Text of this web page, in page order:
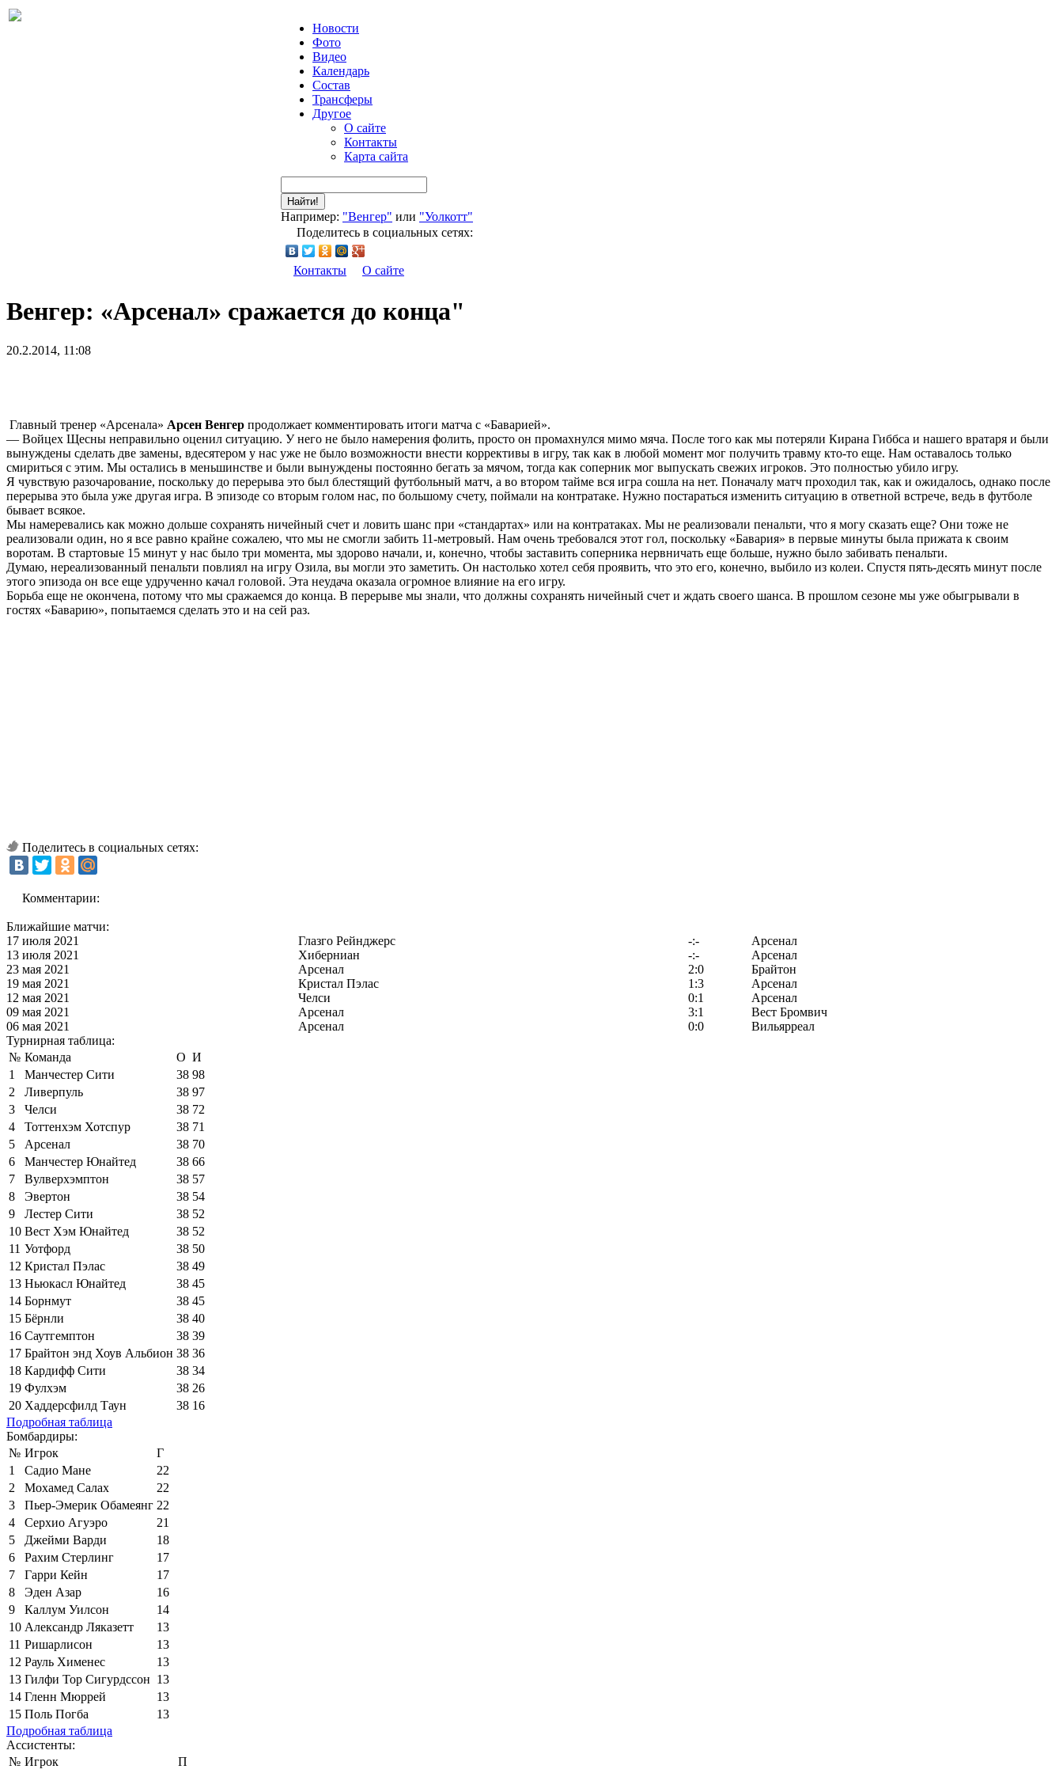
Новости
Фото
Видео
Календарь
Состав
Трансферы
Другое
О сайте
Контакты
Карта сайта
Найти!
Например: "Венгер" или "Уолкотт"
Поделитесь в социальных сетях:
Контакты О сайте
Венгер: «Арсенал» сражается до конца"
20.2.2014, 11:08
Главный тренер «Арсенала» Арсен Венгер продолжает комментировать итоги матча с «Баварией».
— Войцех Щесны неправильно оценил ситуацию. У него не было намерения фолить, просто он промахнулся мимо мяча. После того как мы потеряли Кирана Гиббса и нашего вратаря и были
вынуждены сделать две замены, вдесятером у нас уже не было возможности внести коррективы в игру, так как в любой момент мог получить травму кто-то еще. Нам оставалось только
смириться с этим. Мы остались в меньшинстве и были вынуждены постоянно бегать за мячом, тогда как соперник мог выпускать свежих игроков. Это полностью убило игру.
Я чувствую разочарование, поскольку до перерыва это был блестящий футбольный матч, а во втором тайме вся игра сошла на нет. Поначалу матч проходил так, как и ожидалось, однако после
перерыва это была уже другая игра. В эпизоде со вторым голом нас, по большому счету, поймали на контратаке. Нужно постараться изменить ситуацию в ответной встрече, ведь в футболе
бывает всякое.
Мы намеревались как можно дольше сохранять ничейный счет и ловить шанс при «стандартах» или на контратаках. Мы не реализовали пенальти, что я могу сказать еще? Они тоже не
реализовали один, но я все равно крайне сожалею, что мы не смогли забить 11-метровый. Нам очень требовался этот гол, поскольку «Бавария» в первые минуты была прижата к своим
воротам. В стартовые 15 минут у нас было три момента, мы здорово начали, и, конечно, чтобы заставить соперника нервничать еще больше, нужно было забивать пенальти.
Думаю, нереализованный пенальти повлиял на игру Озила, вы могли это заметить. Он настолько хотел себя проявить, что это его, конечно, выбило из колеи. Спустя пять-десять минут после
этого эпизода он все еще удрученно качал головой. Эта неудача оказала огромное влияние на его игру.
Борьба еще не окончена, потому что мы сражаемся до конца. В перерыве мы знали, что должны сохранять ничейный счет и ждать своего шанса. В прошлом сезоне мы уже обыгрывали в
гостях «Баварию», попытаемся сделать это и на сей раз.
Поделитесь в социальных сетях:
Комментарии:
Ближайшие матчи:
17 июля 2021
Глазго Рейнджерс -:-
Арсенал
13 июля 2021
Хиберниан -:-
Арсенал
23 мая 2021
Арсенал 2:0
Брайтон
19 мая 2021
Кристал Пэлас 1:3
Арсенал
12 мая 2021
Челси 0:1
Арсенал
09 мая 2021
Арсенал 3:1
Вест Бромвич
06 мая 2021
Арсенал 0:0
Вильярреал
Турнирная таблица:
№ Команда О И
1
Манчестер Сити 38 98
2
Ливерпуль 38 97
3
Челси 38 72
4
Тоттенхэм Хотспур 38 71
5
Арсенал 38 70
6
Манчестер Юнайтед 38 66
7
Вулверхэмптон 38 57
8
Эвертон 38 54
9
Лестер Сити 38 52
10 Вест Хэм Юнайтед 38 52
11 Уотфорд 38 50
12 Кристал Пэлас 38 49
13 Ньюкасл Юнайтед 38 45
14 Борнмут 38 45
15 Бёрнли 38 40
16 Саутгемптон 38 39
17 Брайтон энд Хоув Альбион 38 36
18 Кардифф Сити 38 34
19 Фулхэм 38 26
20 Хаддерсфилд Таун 38 16
Подробная таблица
Бомбардиры:
№ Игрок
Г
1
Садио Мане
22
2
Мохамед Салах
22
3
Пьер-Эмерик Обамеянг 22
4
Серхио Агуэро
21
5
Джейми Варди
18
6
Рахим Стерлинг
17
7
Гарри Кейн
17
8
Эден Азар
16
9
Каллум Уилсон
14
10 Александр Ляказетт
13
11 Ришарлисон
13
12 Рауль Хименес
13
13 Гилфи Тор Сигурдссон 13
14 Гленн Мюррей
13
15 Поль Погба
13
Подробная таблица
Ассистенты:
№ Игрок
П